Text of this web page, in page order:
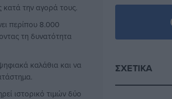
κατά την αγορά τους.
περίπου 8.000
τη δυνατότητα
καλάθια και να
ιστορικό τιμών δύο
ΣΧΕΤΙΚΆ